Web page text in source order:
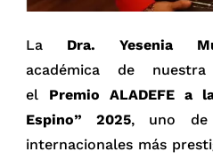
La Dra. Yesenia
académica de
el Premio ALADEFE a
Espino” 2025, uno de
internacionales más